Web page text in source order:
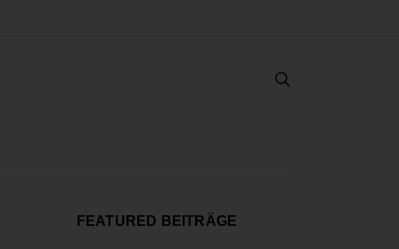
FEATURED BEITRÄGE